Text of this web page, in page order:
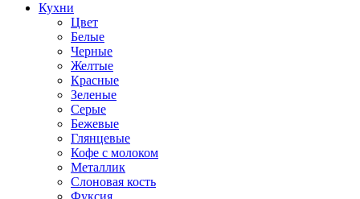
Кухни
Цвет
Белые
Черные
Желтые
Красные
Зеленые
Серые
Бежевые
Глянцевые
Кофе с молоком
Металлик
Слоновая кость
Фуксия